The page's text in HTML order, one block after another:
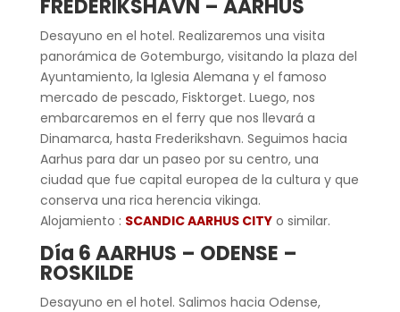
FREDERIKSHAVN – AARHUS
Desayuno en el hotel. Realizaremos una visita
panorámica de Gotemburgo, visitando la plaza del
Ayuntamiento, la Iglesia Alemana y el famoso
mercado de pescado, Fisktorget. Luego, nos
embarcaremos en el ferry que nos llevará a
Dinamarca, hasta Frederikshavn. Seguimos hacia
Aarhus para dar un paseo por su centro, una
ciudad que fue capital europea de la cultura y que
conserva una rica herencia vikinga.
Alojamiento : SCANDIC AARHUS CITYo similar.
Día 6 AARHUS – ODENSE –
ROSKILDE
Desayuno en el hotel. Salimos hacia Odense,